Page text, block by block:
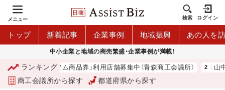
メニュー 検索 ログイン
トップ 新着記事 企業事例 地域振興 あの人を
中小企業と地域の商売繁盛・企業事例が満載！
ランキング
「青森市プレミアム商品券」利用店舗募集中（青森商工会議所） 山中
商工会議所から探す 都道府県から探す